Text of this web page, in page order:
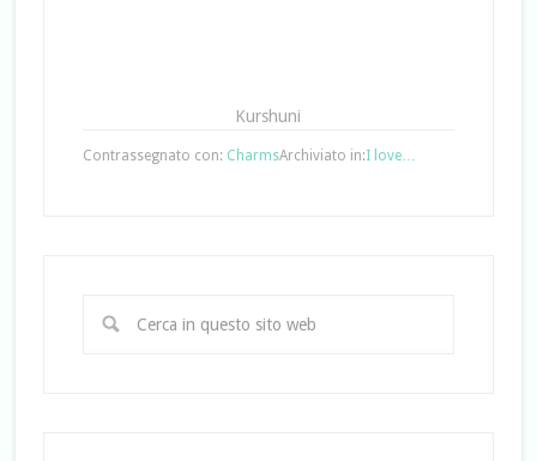
Kurshuni
Archiviato in:I love…
Contrassegnato con: Charms